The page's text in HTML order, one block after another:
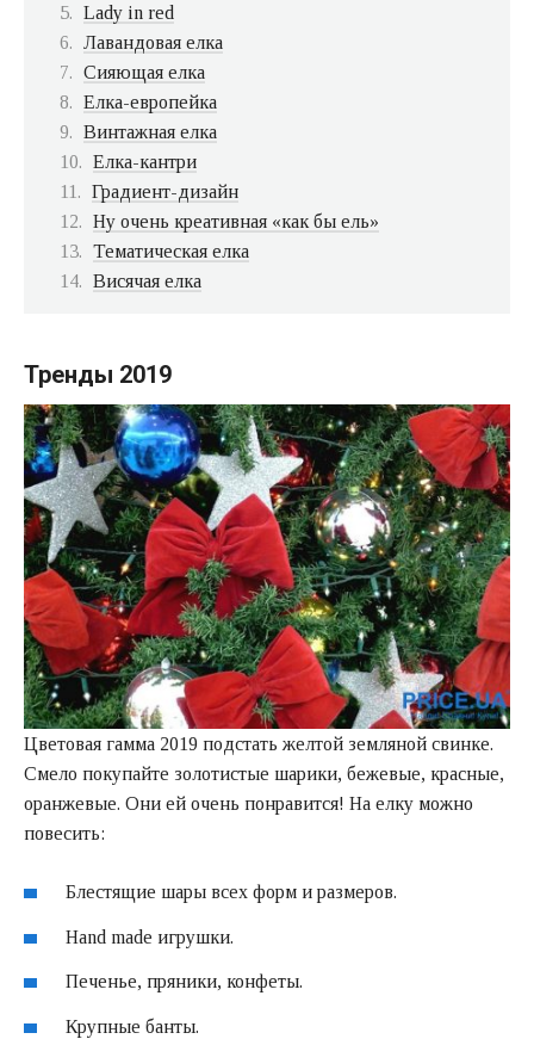
Lady in red
Лавандовая елка
Сияющая елка
Елка-европейка
Винтажная елка
Елка-кантри
Градиент-дизайн
Ну очень креативная «как бы ель»
Тематическая елка
Висячая елка
Тренды 2019
Цветовая гамма 2019 подстать желтой земляной свинке.
Смело покупайте золотистые шарики, бежевые, красные,
оранжевые. Они ей очень понравится! На елку можно
повесить:
Блестящие шары всех форм и размеров.
Hand made игрушки.
Печенье, пряники, конфеты.
Крупные банты.